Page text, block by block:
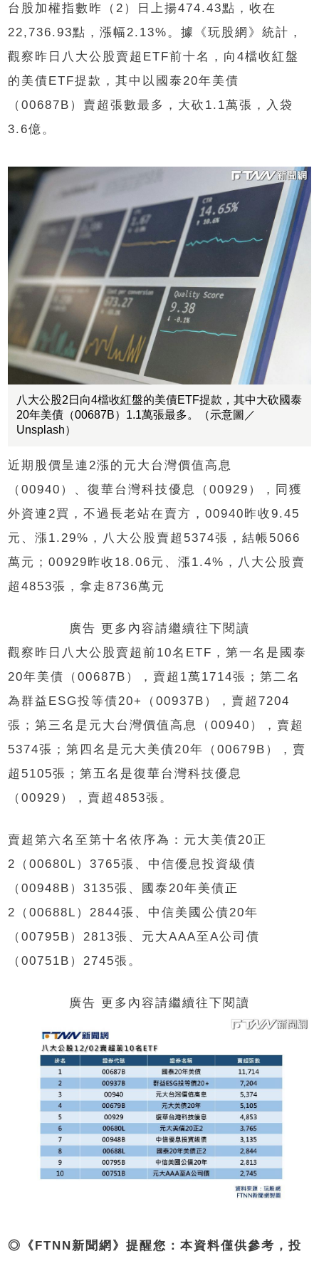
台股加權指數昨（2）日上揚474.43點，收在
22,736.93點，漲幅2.13%。據《玩股網》統計，
觀察昨日八大公股賣超ETF前十名，向4檔收紅盤
的美債ETF提款，其中以國泰20年美債
（00687B）賣超張數最多，大砍1.1萬張，入袋
3.6億。
八大公股2日向4檔收紅盤的美債ETF提款，其中大砍國泰
20年美債（00687B）1.1萬張最多。（示意圖／
Unsplash）
近期股價呈連2漲的元大台灣價值高息
（00940）、復華台灣科技優息（00929），同獲
外資連2買，不過長老站在賣方，00940昨收9.45
元、漲1.29%，八大公股賣超5374張，結帳5066
萬元；00929昨收18.06元、漲1.4%，八大公股賣
超4853張，拿走8736萬元
廣告 更多內容請繼續往下閱讀
觀察昨日八大公股賣超前10名ETF，第一名是國泰
20年美債（00687B），賣超1萬1714張；第二名
為群益ESG投等債20+（00937B），賣超7204
張；第三名是元大台灣價值高息（00940），賣超
5374張；第四名是元大美債20年（00679B），賣
超5105張；第五名是復華台灣科技優息
（00929），賣超4853張。
賣超第六名至第十名依序為：元大美債20正
2（00680L）3765張、中信優息投資級債
（00948B）3135張、國泰20年美債正
2（00688L）2844張、中信美國公債20年
（00795B）2813張、元大AAA至A公司債
（00751B）2745張。
廣告 更多內容請繼續往下閱讀
◎《FTNN新聞網》提醒您：本資料僅供參考，投